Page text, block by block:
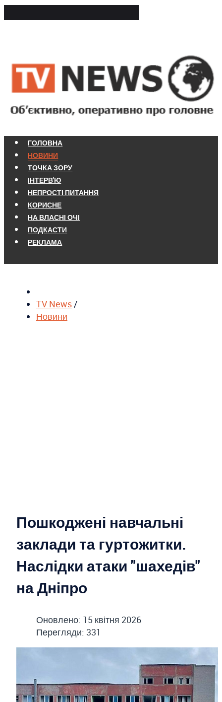
ГОЛОВНА
НОВИНИ
ТОЧКА ЗОРУ
ІНТЕРВ'Ю
НЕПРОСТІ ПИТАННЯ
КОРИСНЕ
НА ВЛАСНІ ОЧІ
ПОДКАСТИ
РЕКЛАМА
TV News/
Новини
Пошкоджені навчальні
заклади та гуртожитки.
Наслідки атаки "шахедів"
на Дніпро
Оновлено: 15 квітня 2026
Перегляди: 331